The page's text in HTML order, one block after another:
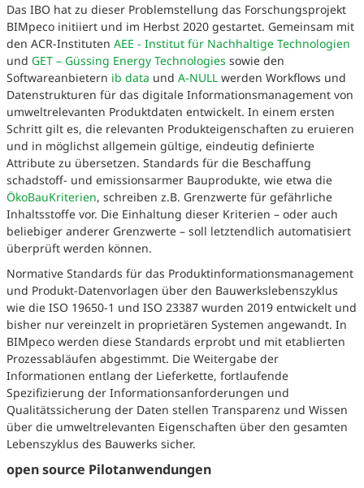
Das IBO hat zu dieser Problemstellung das Forschungsprojekt
BIMpeco initiiert und im Herbst 2020 gestartet. Gemeinsam mit
den ACR-Instituten AEE - Institut für Nachhaltige Technologien
und GET – Güssing Energy Technologies sowie den
Softwareanbietern ib data und A-NULL werden Workflows und
Datenstrukturen für das digitale Informationsmanagement von
umweltrelevanten Produktdaten entwickelt. In einem ersten
Schritt gilt es, die relevanten Produkteigenschaften zu eruieren
und in möglichst allgemein gültige, eindeutig definierte
Attribute zu übersetzen. Standards für die Beschaffung
schadstoff- und emissionsarmer Bauprodukte, wie etwa die
ÖkoBauKriterien, schreiben z.B. Grenzwerte für gefährliche
Inhaltsstoffe vor. Die Einhaltung dieser Kriterien – oder auch
beliebiger anderer Grenzwerte – soll letztendlich automatisiert
überprüft werden können.
Normative Standards für das Produktinformationsmanagement
und Produkt-Datenvorlagen über den Bauwerkslebenszyklus
wie die ISO 19650-1 und ISO 23387 wurden 2019 entwickelt und
bisher nur vereinzelt in proprietären Systemen angewandt. In
BIMpeco werden diese Standards erprobt und mit etablierten
Prozessabläufen abgestimmt. Die Weitergabe der
Informationen entlang der Lieferkette, fortlaufende
Spezifizierung der Informationsanforderungen und
Qualitätssicherung der Daten stellen Transparenz und Wissen
über die umweltrelevanten Eigenschaften über den gesamten
Lebenszyklus des Bauwerks sicher.
open source Pilotanwendungen